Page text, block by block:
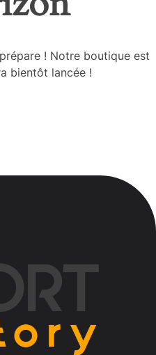
! Notre boutique est
bientôt lancée !